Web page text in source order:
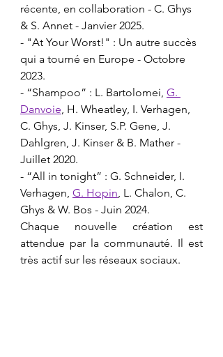
récente, en collaboration - C. Ghys
& S. Annet - Janvier 2025.
- ​"At Your Worst!" : Un autre succès
qui a tourné en Europe - Octobre
2023.
- “Shampoo” : L. Bartolomei, G.
Danvoie, H. Wheatley, I. Verhagen,
C. Ghys, J. Kinser, S.P. Gene, J.
Dahlgren, J. Kinser & B. Mather -
Juillet 2020.
- “All in tonight” : G. Schneider, I.
Verhagen, G. Hopin, L. Chalon, C.
Ghys & W. Bos - Juin 2024.
​Chaque nouvelle création est
attendue par la communauté. Il est
très actif sur les réseaux sociaux.